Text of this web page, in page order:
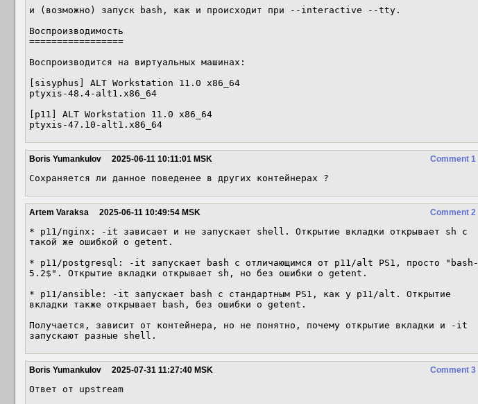
и (возможно) запуск bash, как и происходит при --interactive --tty.
Воспроизводимость
=================
Воспроизводится на виртуальных машинах:
[sisyphus] ALT Workstation 11.0 x86_64
ptyxis-48.4-alt1.x86_64
[p11] ALT Workstation 11.0 x86_64
ptyxis-47.10-alt1.x86_64
Comment 1
Boris Yumankulov 2025-06-11 10:11:01 MSK
Сохраняется ли данное поведенее в других контейнерах ?
Comment 2
Artem Varaksa 2025-06-11 10:49:54 MSK
* p11/nginx: -it зависает и не запускает shell. Открытие вкладки открывает sh с
такой же ошибкой о getent.
* p11/postgresql: -it запускает bash с отличающимся от p11/alt PS1, просто "bash-
5.2$". Открытие вкладки открывает sh, но без ошибки о getent.
* p11/ansible: -it запускает bash с стандартным PS1, как у p11/alt. Открытие
вкладки также открывает bash, без ошибки о getent.
Получается, зависит от контейнера, но не понятно, почему открытие вкладки и -it
запускают разные shell.
Comment 3
Boris Yumankulov 2025-07-31 11:27:40 MSK
Ответ от upstream